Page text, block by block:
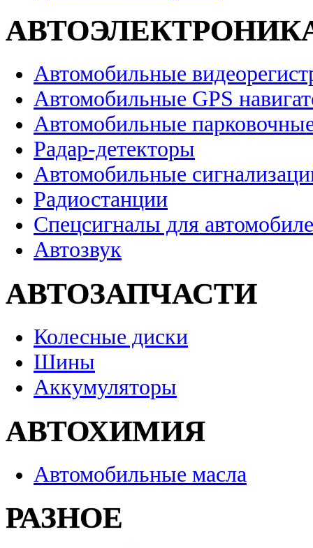
Автомобильные
Автомобильные GPS
Автомобильные
Радар-детекторы
Автомобильные
Радиостанции
Спецсигналы для
Автозвук
АВТОЗАПЧАСТИ
Колесные диски
Шины
Аккумуляторы
АВТОХИМИЯ
Автомобильные масла
РАЗНОЕ